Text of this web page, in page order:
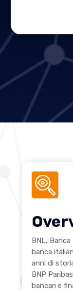
BNL, Banca
banca
anni di
BNP
bancari e